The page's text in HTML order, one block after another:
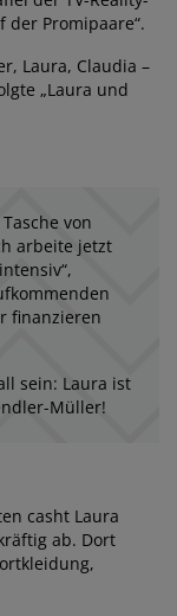
der Promipaare“.
Laura, Claudia –
„Laura und
von
arbeite jetzt
finanzieren
sein: Laura ist
Müller!
casht Laura
ab. Dort